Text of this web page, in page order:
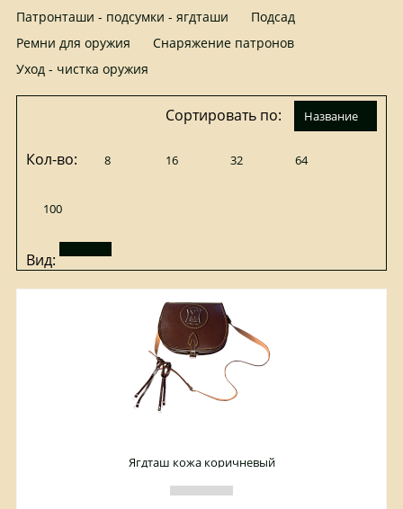
Патронташи - подсумки - ягдташи
Подсад
Ремни для оружия
Снаряжение патронов
Уход - чистка оружия
Сортировать по: название
Кол-во: 8 16 32 64
100
Вид:
Ягдташ кожа коричневый